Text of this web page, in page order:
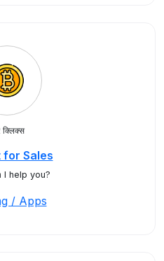
क्लिक्स
for Sales
I help you?
/ Apps